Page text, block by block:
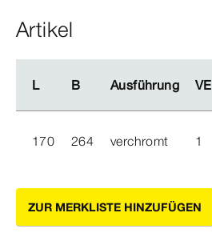
Artikel
L B Ausführung VE
L B Ausführung VE
170 264 verchromt 1
ZUR MERKLISTE HINZUFÜGEN